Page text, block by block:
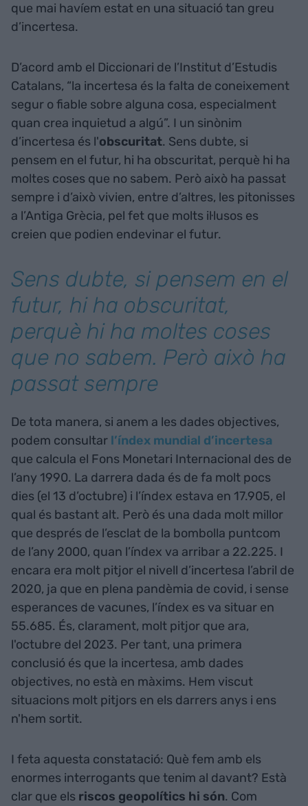
que mai havíem estat en una situació tan greu
d’incertesa.
D’acord amb el Diccionari de l’Institut d’Estudis
Catalans, “la incertesa és la falta de coneixement
segur o fiable sobre alguna cosa, especialment
quan crea inquietud a algú”. I un sinònim
d’incertesa és l'obscuritat. Sens dubte, si
pensem en el futur, hi ha obscuritat, perquè hi ha
moltes coses que no sabem. Però això ha passat
sempre i d’això vivien, entre d’altres, les pitonisses
a l’Antiga Grècia, pel fet que molts il·lusos es
creien que podien endevinar el futur.
Sens dubte, si pensem en el
futur, hi ha obscuritat,
perquè hi ha moltes coses
que no sabem. Però això ha
passat sempre
De tota manera, si anem a les dades objectives,
podem consultar l’índex mundial d’incertesa
que calcula el Fons Monetari Internacional des de
l’any 1990. La darrera dada és de fa molt pocs
dies (el 13 d’octubre) i l’índex estava en 17.905, el
qual és bastant alt. Però és una dada molt millor
que després de l’esclat de la bombolla puntcom
de l’any 2000, quan l’índex va arribar a 22.225. I
encara era molt pitjor el nivell d’incertesa l’abril de
2020, ja que en plena pandèmia de covid, i sense
esperances de vacunes, l’índex es va situar en
55.685. És, clarament, molt pitjor que ara,
l'octubre del 2023. Per tant, una primera
conclusió és que la incertesa, amb dades
objectives, no està en màxims. Hem viscut
situacions molt pitjors en els darrers anys i ens
n'hem sortit.
I feta aquesta constatació: Què fem amb els
enormes interrogants que tenim al davant? Està
clar que els riscos geopolítics hi són. Com